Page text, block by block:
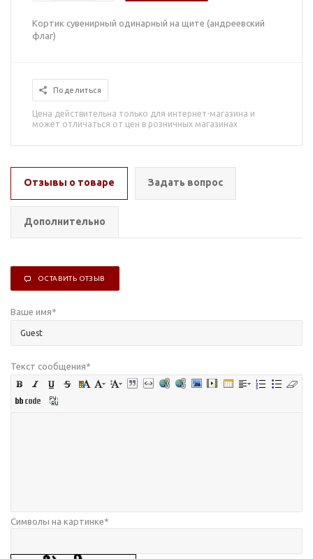
Кортик сувенирный одинарный на щите (андреевский
флаг)
Поделиться
Цена действительна только для интернет-магазина и
может отличаться от цен в розничных магазинах
Отзывы о товаре Задать вопрос
Дополнительно
ОСТАВИТЬ ОТЗЫВ
Ваше имя*
Текст сообщения*
Символы на картинке*